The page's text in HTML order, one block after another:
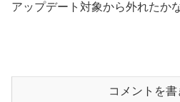
アップデート対象から外れたか
コメントを書